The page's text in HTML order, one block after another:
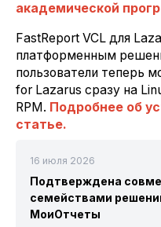
академической
FastReport VCL для
платформенным
пользователи теперь
for Lazarus сразу на
RPM. Подробнее об
статье.
16 июля 2026
Подтверждена
семействами
МоиОтчеты